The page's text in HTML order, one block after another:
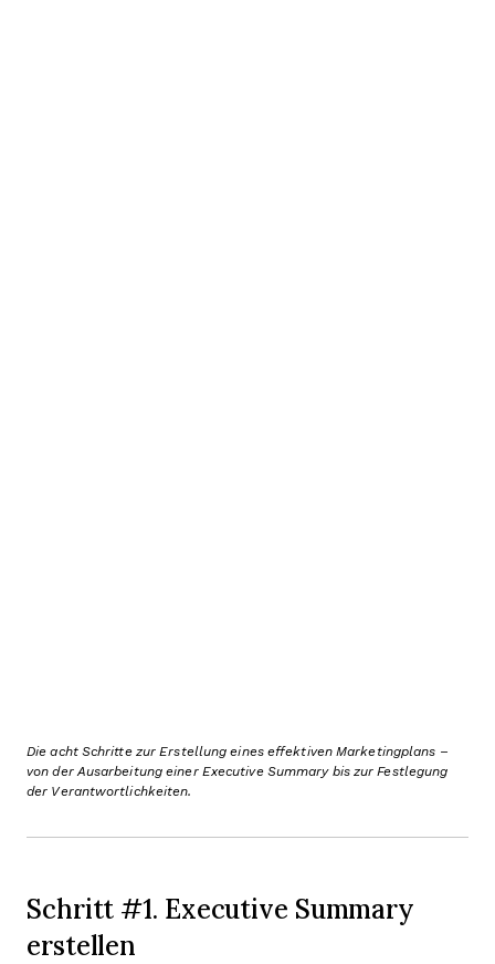
Die acht Schritte zur Erstellung eines effektiven Marketingplans –
von der Ausarbeitung einer Executive Summary bis zur Festlegung
der Verantwortlichkeiten.
Schritt #1. Executive Summary
erstellen